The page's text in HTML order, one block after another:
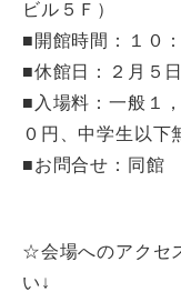
ビル５Ｆ）
■開館時間：１０
■休館日：２月５
■入場料：一般１
０円、中学生以下
■お問合せ：同館
☆会場へのアクセ
い↓